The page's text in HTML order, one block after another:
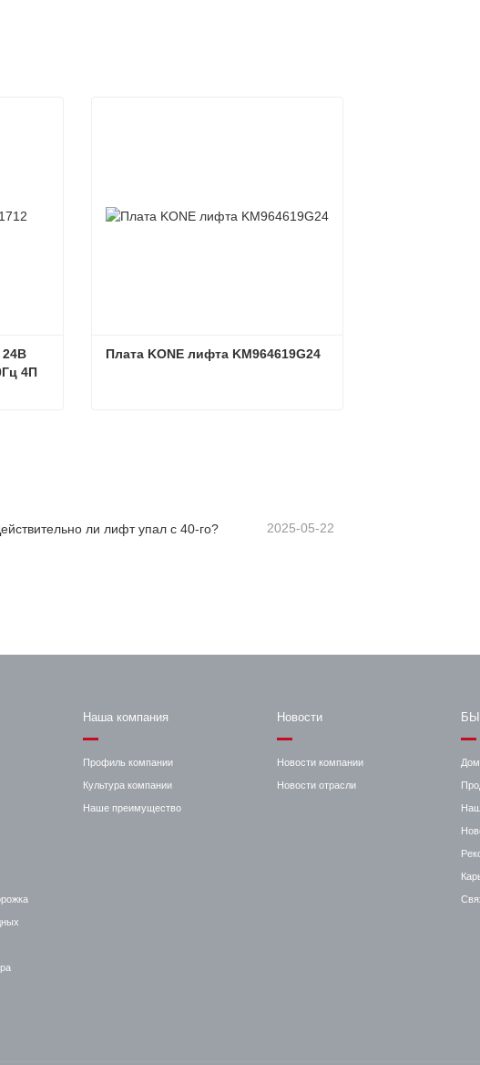
24В
4П
Плата KONE лифта KM964619G24
ли лифт упал с 40-го? 2025-05-22
Наша компания
Профиль компании
Культура компании
Наше преимущество
Новости
Новости компании
Новости отрасли
Дом